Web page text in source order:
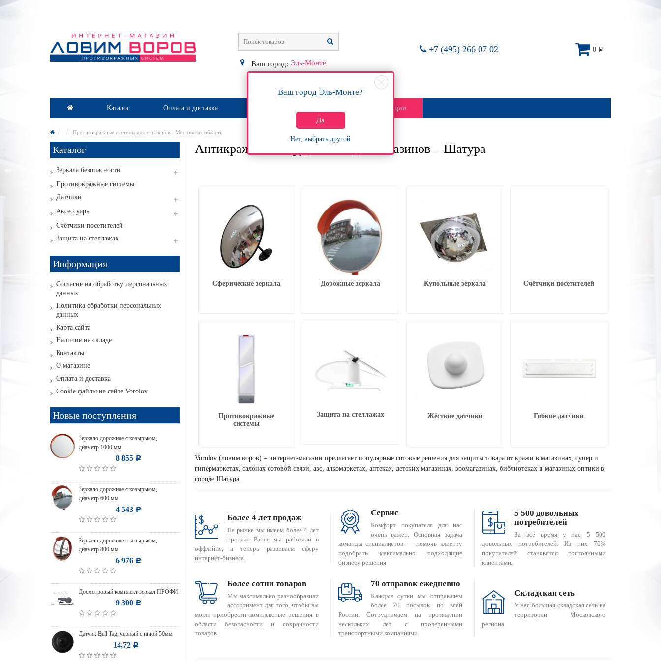
+7 (495) 266 07 02
Ваш город: Эль-Монте
Ваш город Эль-Монте?
Да
Нет, выбрать другой
0 Р
Каталог Оплата и доставка Акции
Противокражные системы для магазинов - Московская область
Каталог
Зеркала безопасности
Противокражные системы
Датчики
Аксессуары
Счётчики посетителей
Защита на стеллажах
Информация
Согласие на обработку персональных
данных
Политика обработки персональных
данных
Карта сайта
Наличие на складе
Контакты
О магазине
Оплата и доставка
Cookie файлы на сайте Vorolov
Новые поступления
Зеркало дорожное с козырьком,
диаметр 1000 мм
8 855 Р
Зеркало дорожное с козырьком,
диаметр 600 мм
4 543 Р
Зеркало дорожное с козырьком,
диаметр 800 мм
6 976 Р
Досмотровый комплект зеркал ПРОФИ
9 300 Р
Датчик Bell Tag, черный с иглой 50мм
14,72 Р
Антикражное оборудование для магазинов – Шатура
Сферические зеркала Дорожные зеркала Купольные зеркала Счётчики посетителей
Противокражные
системы
Защита на стеллажах Жёсткие датчики Гибкие датчики
Vorolov (ловим воров) – интернет-магазин предлагает популярные готовые решения для защиты товара от кражи в магазинах, супер и
гипермаркетах, салонах сотовой связи, азс, алкомаркетах, аптеках, детских магазинах, зоомагазинах, библиотеках и магазинах оптики в
городе Шатура.
Более 4 лет продаж
На рынке мы имеем более 4 лет
продаж. Ранее мы работали в
оффлайне, а теперь развиваем сферу
интернет-бизнеса.
Сервис
Комфорт покупателя для нас
очень важен. Основная задача
команды специалистов — помочь клиенту
подобрать максимально подходящие
бизнесу решения
5 500 довольных
потребителей
За всё время у нас 5 500
довольных потребителей. Из них 70%
покупателей становятся постоянными
клиентами.
Более сотни товаров
Мы максимально разнообразили
ассортимент для того, чтобы вы
могли приобрести комплексные решения в
области безопасности и сохранности
товаров
70 отправок ежедневно
Каждые сутки мы отправляем
более 70 посылок по всей
России. Сотрудничаем на протяжении
нескольких лет с проверенными
транспортными компаниями.
Складская сеть
У нас большая складская сеть на
территории Московского
региона